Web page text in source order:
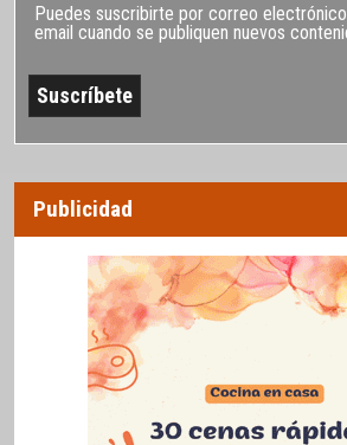
Puedes suscribirte por correo
email cuando se publiquen nuevos
Publicidad